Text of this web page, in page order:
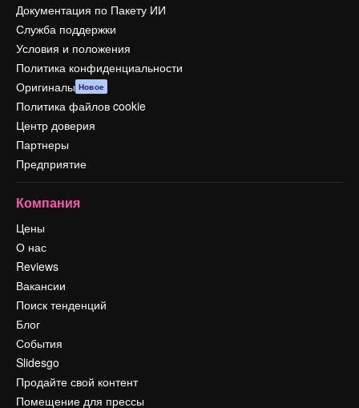
Документация по Пакету ИИ
Служба поддержки
Условия и положения
Политика конфиденциальности
Оригиналы Новое
Политика файлов cookie
Центр доверия
Партнеры
Предприятие
Компания
Цены
О нас
Reviews
Вакансии
Поиск тенденций
Блог
События
Slidesgo
Продайте свой контент
Помещение для прессы